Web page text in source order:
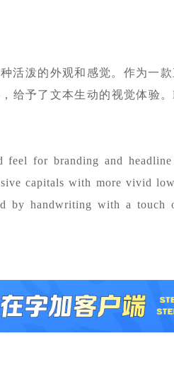
活泼的外观和感觉。作为一款
给予了文本生动的视觉体验。
for branding and headline
capitals with more vivid
by handwriting with a touch